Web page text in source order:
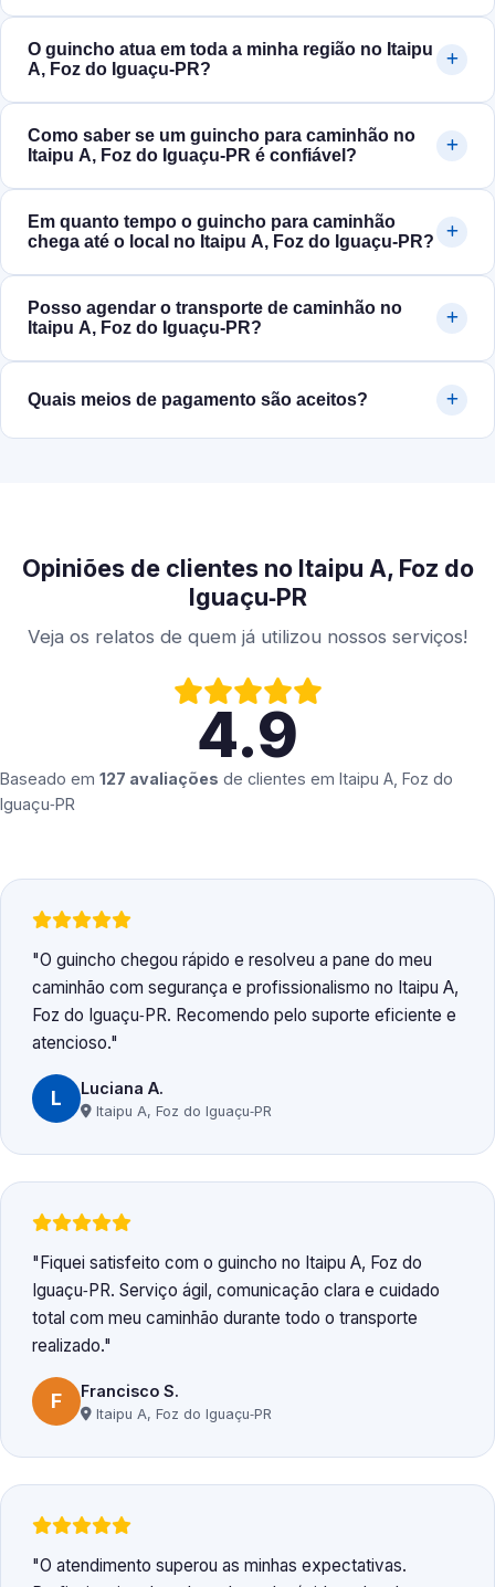
O guincho atua em toda a minha região no Itaipu
A, Foz do Iguaçu‑PR?
Como saber se um guincho para caminhão no
Itaipu A, Foz do Iguaçu‑PR é confiável?
Em quanto tempo o guincho para caminhão
chega até o local no Itaipu A, Foz do Iguaçu‑PR?
Posso agendar o transporte de caminhão no
Itaipu A, Foz do Iguaçu‑PR?
Quais meios de pagamento são aceitos?
Opiniões de clientes no Itaipu A, Foz do
Iguaçu‑PR
Veja os relatos de quem já utilizou nossos serviços!
4.9
Baseado em 127 avaliações de clientes em Itaipu A, Foz do
Iguaçu‑PR
O guincho chegou rápido e resolveu a pane do meu
caminhão com segurança e profissionalismo no Itaipu A,
Foz do Iguaçu‑PR. Recomendo pelo suporte eficiente e
atencioso.
L Luciana A.
Itaipu A, Foz do Iguaçu‑PR
Fiquei satisfeito com o guincho no Itaipu A, Foz do
Iguaçu‑PR. Serviço ágil, comunicação clara e cuidado
total com meu caminhão durante todo o transporte
realizado.
F Francisco S.
Itaipu A, Foz do Iguaçu‑PR
O atendimento superou as minhas expectativas.